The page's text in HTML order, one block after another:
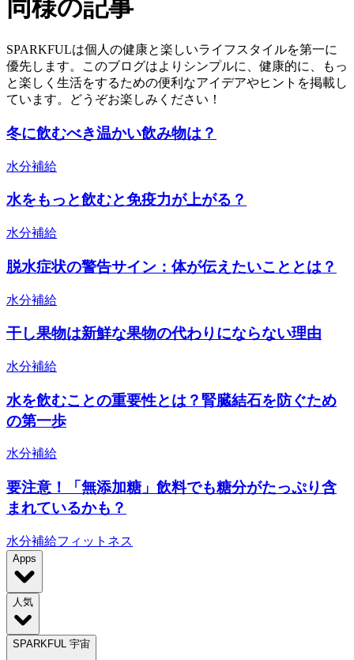
同様の記事
SPARKFULは個人の健康と楽しいライフスタイルを第一に
優先します。このブログはよりシンプルに、健康的に、もっ
と楽しく生活をするための便利なアイデアやヒントを掲載し
ています。どうぞお楽しみください！
冬に飲むべき温かい飲み物は？
水分補給
水をもっと飲むと免疫力が上がる？
水分補給
脱水症状の警告サイン：体が伝えたいこととは？
水分補給
干し果物は新鮮な果物の代わりにならない理由
水分補給
水を飲むことの重要性とは？腎臓結石を防ぐため
の第一歩
水分補給
要注意！「無添加糖」飲料でも糖分がたっぷり含
まれているかも？
水分補給フィットネス
Apps
人気
SPARKFUL 宇宙